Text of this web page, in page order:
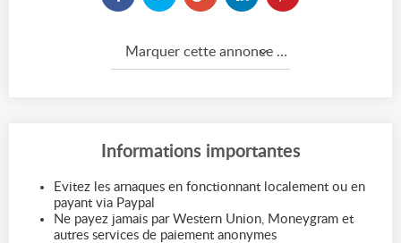
Marquer cette annonce comme...
Informations importantes
Evitez les arnaques en fonctionnant localement ou en
payant via Paypal
Ne payez jamais par Western Union, Moneygram et
autres services de paiement anonymes